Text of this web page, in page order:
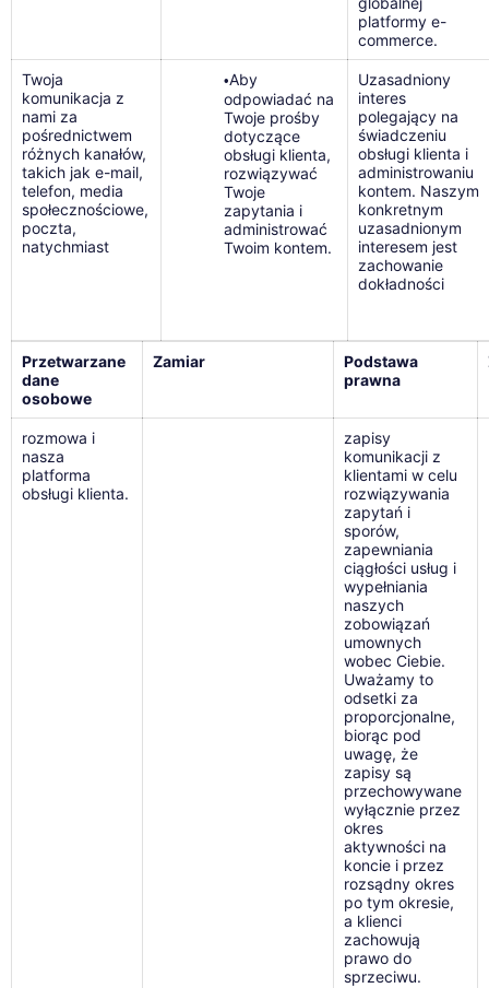
platformy e-
commerce.
Twoja
komunikacja z
nami za
pośrednictwem
różnych kanałów,
takich jak e-mail,
telefon, media
społecznościowe,
poczta,
natychmiast
•Aby
odpowiadać na
Twoje prośby
dotyczące
obsługi klienta,
rozwiązywać
Twoje
zapytania i
administrować
Twoim kontem.
Uzasadniony
interes
polegający na
świadczeniu
obsługi klienta i
administrowaniu
kontem. Naszym
konkretnym
uzasadnionym
interesem jest
zachowanie
dokładności
Przetwarzane
dane
osobowe
Zamiar
Podstawa
prawna
rozmowa i
nasza
platforma
obsługi klienta.
zapisy
komunikacji z
klientami w celu
rozwiązywania
zapytań i
sporów,
zapewniania
ciągłości usług i
wypełniania
naszych
zobowiązań
umownych
wobec Ciebie.
Uważamy to
odsetki za
proporcjonalne,
biorąc pod
uwagę, że
zapisy są
przechowywane
wyłącznie przez
okres
aktywności na
koncie i przez
rozsądny okres
po tym okresie,
a klienci
zachowują
prawo do
sprzeciwu.